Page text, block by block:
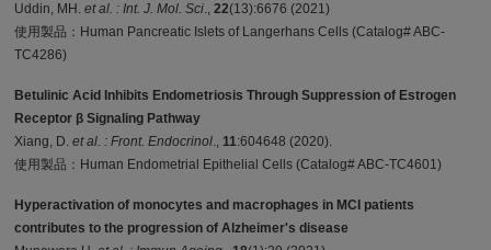
Uddin, MH.et al. : Int. J. Mol. Sci.,22(13):6676 (2021)
使用製品：Human Pancreatic Islets of Langerhans Cells (Catalog# ABC-
TC4286)
Betulinic Acid Inhibits Endometriosis Through Suppression of Estrogen
Receptor β Signaling Pathway
Xiang, D.et al. : Front. Endocrinol.,11:604648 (2020).
使用製品：Human Endometrial Epithelial Cells (Catalog# ABC-TC4601)
Hyperactivation of monocytes and macrophages in MCI patients
contributes to the progression of Alzheimer's disease